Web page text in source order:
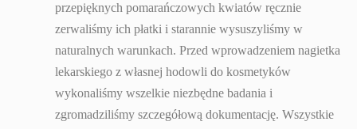
przepięknych pomarańczowych kwiatów ręcznie
zerwaliśmy ich płatki i starannie wysuszyliśmy w
naturalnych warunkach. Przed wprowadzeniem nagietka
lekarskiego z własnej hodowli do kosmetyków
wykonaliśmy wszelkie niezbędne badania i
zgromadziliśmy szczegółową dokumentację. Wszystkie